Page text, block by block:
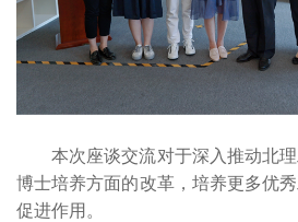
本次座谈交流对于深入推动北
博士培养方面的改革，培养更多优
促进作用。